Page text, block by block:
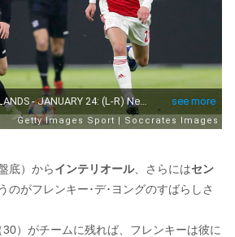
底）からインテリオール、さらにはセン
のがフレンキー･デ･ヨングのすばらしさ
30）がチームに残れば、フレンキーは彼に